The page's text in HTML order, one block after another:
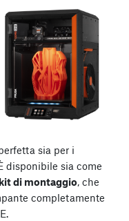
sia per i
disponibile sia come
di montaggio, che
completamente